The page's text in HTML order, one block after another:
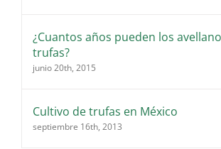
¿Cuantos años pueden los
trufas?
junio 20th, 2015
Cultivo de trufas en México
septiembre 16th, 2013